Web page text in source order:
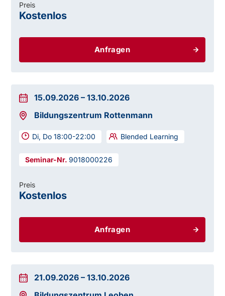
Anfragen
Preis
Kostenlos
15.09.2026 –13.10.2026
Bildungszentrum Rottenmann
Di, Do 18:00-22:00 Blended Learning
9018000226
Anfragen
Preis
Kostenlos
21.09.2026 –13.10.2026